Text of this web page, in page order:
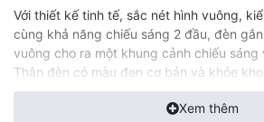
Với thiết kế tinh tế, sắc nét hình vuông,
cùng khả năng chiếu sáng 2 đầu, đèn
vuông cho ra một khung cảnh chiếu
Thân đèn có màu đen cơ bản và khỏe
loại không gian, kể cả trong nhà hay
Xem thêm